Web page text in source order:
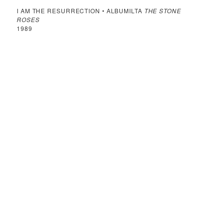
I AM THE RESURRECTION • ALBUMILTA THE STONE
ROSES
1989